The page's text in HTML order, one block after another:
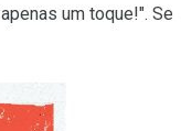
um toque!". Se